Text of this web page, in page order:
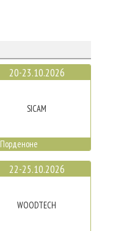
20-23.10.2026
SICAM
Порденоне
22-25.10.2026
WOODTECH